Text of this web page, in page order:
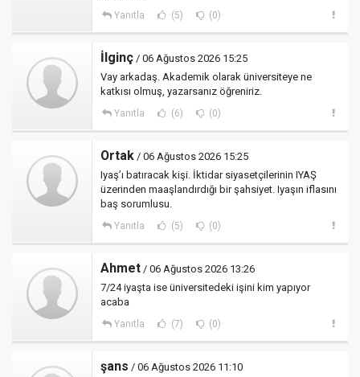
Yanıtla (5) (0)
İlginç / 06 Ağustos 2026 15:25
Vay arkadaş. Akademik olarak üniversiteye ne
katkısı olmuş, yazarsanız öğreniriz.
Yanıtla (6) (0)
Ortak / 06 Ağustos 2026 15:25
Iyaş’ı batıracak kişi. İktidar siyasetçilerinin IYAŞ
üzerinden maaşlandırdığı bir şahsiyet. Iyaşın iflasını
baş sorumlusu.
Yanıtla (5) (0)
Ahmet / 06 Ağustos 2026 13:26
7/24 iyaşta ise üniversitedeki işini kim yapıyor
acaba
Yanıtla (7) (0)
şans / 06 Ağustos 2026 11:10